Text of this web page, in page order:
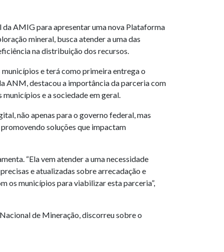
AMIG para apresentar uma nova Plataforma
mineral, busca atender a uma das
na distribuição dos recursos.
e terá como primeira entrega o
ANM, destacou a importância da parceria com
e a sociedade em geral.
não apenas para o governo federal, mas
soluções que impactam
“Ela vem atender a uma necessidade
e atualizadas sobre arrecadação e
os municípios para viabilizar esta parceria”,
de Mineração, discorreu sobre o